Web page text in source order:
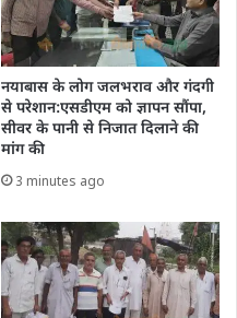
नयाबास के लोग जलभराव और गंदगी
से परेशान:एसडीएम को ज्ञापन सौंपा,
सीवर के पानी से निजात दिलाने की
मांग की
3 minutes ago